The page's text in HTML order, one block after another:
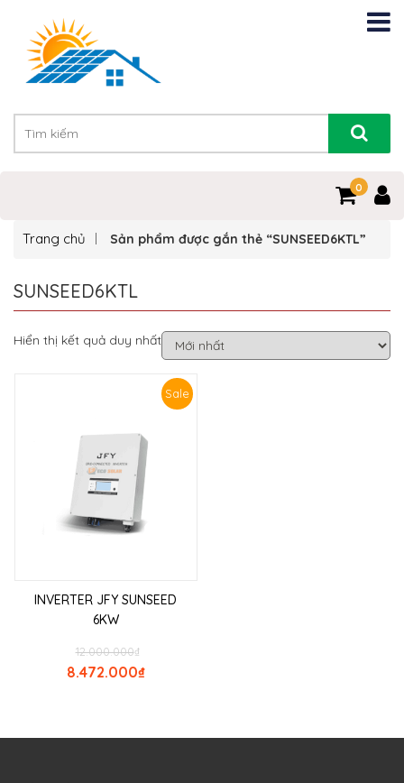
0
Trang chủ Sản phẩm được gắn thẻ “SUNSEED6KTL”
SUNSEED6KTL
Hiển thị kết quả duy nhất
Sale
INVERTER JFY SUNSEED
6KW
₫
12.000.000
₫
8.472.000